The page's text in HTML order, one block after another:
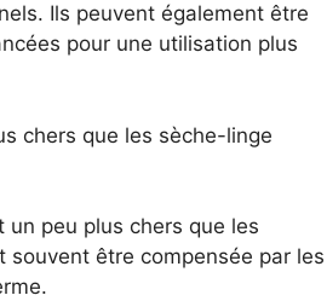
Ils peuvent également être
pour une utilisation plus
chers que les sèche-linge
peu plus chers que les
être compensée par les